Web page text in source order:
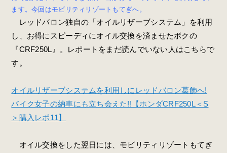
ます。今回はモビリティリゾートもてぎへ。
レッドバロン独自の「オイルリザーブシステム」を利用
し、お得にスピーディにオイル交換を済ませたボクの
『CRF250L』。レポートをまだ読んでいない人はこちらで
す。
オイルリザーブシステムを利用しにレッドバロン葛飾へ!
バイク女子の納車にも立ち会えた!!【ホンダCRF250L＜S
＞購入レポ11】
オイル交換をした翌日には、モビリティリゾートもてぎ